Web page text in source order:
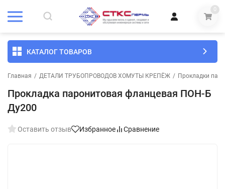
0
КАТАЛОГ ТОВАРОВ
Главная / ДЕТАЛИ ТРУБОПРОВОДОВ ХОМУТЫ КРЕПЁЖ / Прокладки
Прокладка паронитовая фланцевая ПОН-Б
Ду200
Оставить отзыв Избранное Сравнение